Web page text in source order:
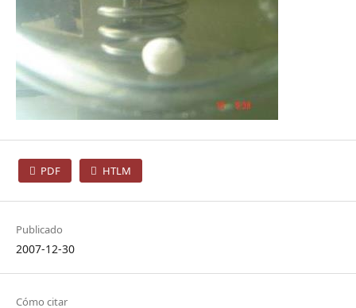
PDF HTLM
Publicado
2007-12-30
Cómo citar